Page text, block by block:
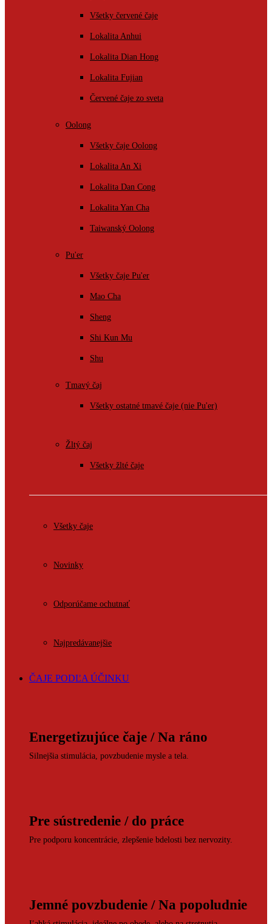
Všetky červené čaje
Lokalita Anhui
Lokalita Dian Hong
Lokalita Fujian
Červené čaje zo sveta
Oolong
Všetky čaje Oolong
Lokalita An Xi
Lokalita Dan Cong
Lokalita Yan Cha
Taiwanský Oolong
Pu'er
Všetky čaje Pu'er
Mao Cha
Sheng
Shi Kun Mu
Shu
Tmavý čaj
Všetky ostatné tmavé čaje (nie Pu'er)
Žltý čaj
Všetky žlté čaje
Všetky čaje
Novinky
Odporúčame ochutnať
Najpredávanejšie
ČAJE PODĽA ÚČINKU
Energetizujúce čaje / Na ráno
Silnejšia stimulácia, povzbudenie mysle a tela.
Pre sústredenie / do práce
Pre podporu koncentrácie, zlepšenie bdelosti bez nervozity.
Jemné povzbudenie / Na popoludnie